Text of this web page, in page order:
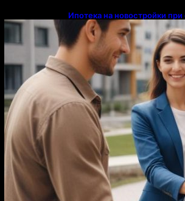
Ипотека на новостройки
напрямую у застройщика